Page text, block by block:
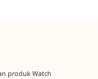
produk Watch